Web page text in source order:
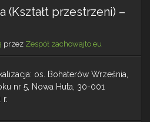
(Kształt przestrzeni) –
przez Zespół zachowajto.eu
os. Bohaterów Września,
nr 5, Nowa Huta, 30-001
r.